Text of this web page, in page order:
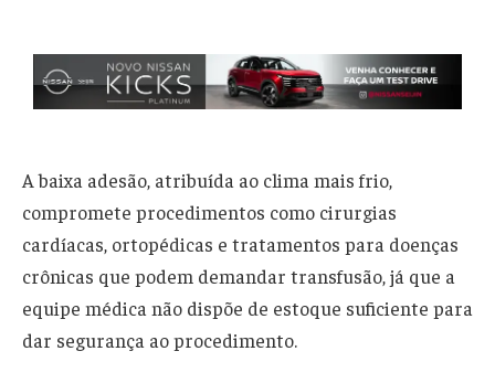
A baixa adesão, atribuída ao clima mais frio,
compromete procedimentos como cirurgias
cardíacas, ortopédicas e tratamentos para doenças
crônicas que podem demandar transfusão, já que a
equipe médica não dispõe de estoque suficiente para
dar segurança ao procedimento.